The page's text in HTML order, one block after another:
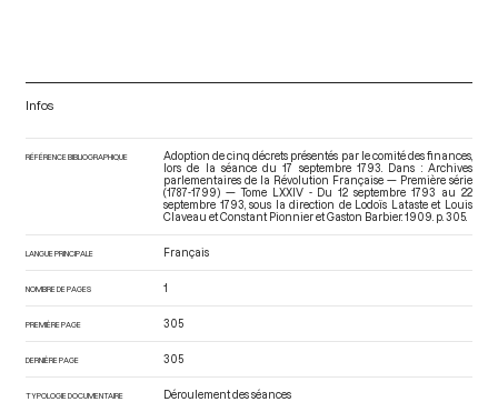
Infos
RÉFÉRENCE BIBLIOGRAPHIQUE
Adoption de cinq décrets présentés par le comité des finances,
lors de la séance du 17 septembre 1793. Dans : Archives
parlementaires de la Révolution Française — Première série
(1787-1799) — Tome LXXIV - Du 12 septembre 1793 au 22
septembre 1793 , sous la direction de Lodoïs Lataste et Louis
Claveau et Constant Pionnier et Gaston Barbier. 1909. p. 305.
LANGUE PRINCIPALE Français
NOMBRE DE PAGES 1
PREMIÈRE PAGE 305
DERNIÈRE PAGE 305
TYPOLOGIE DOCUMENTAIRE Déroulement des séances